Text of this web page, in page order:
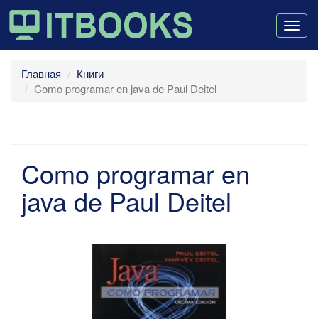
Главная
Книги
Como programar en java de Paul Deitel
Como programar en
java de Paul Deitel